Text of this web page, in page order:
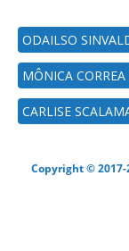
ODAILSO
MÔNICA
CARLISE
Copyright © 2017-